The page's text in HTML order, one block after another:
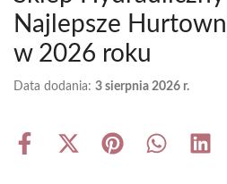
Najlepsze
w 2026 roku
Data dodania: 3 sierpnia 2026 r.
Share
Share Share Share